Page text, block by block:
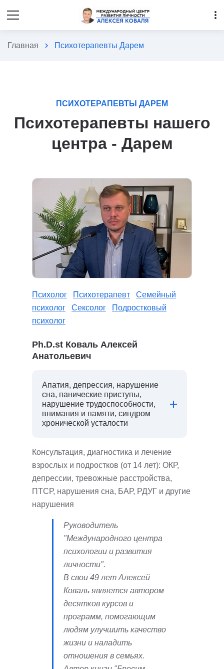
more_vert
Главная chevron_right Психотерапевты Дарем
ПСИХОТЕРАПЕВТЫ ДАРЕМ
Психотерапевты нашего
центра - Дарем
Психолог Психотерапевт
Семейный
психолог
Сексолог
Подростковый
психолог
Ph.D.st Коваль Алексей
Анатольевич
Апатия, депрессия, нарушение
сна, панические приступы,
нарушение трудоспособности,
внимания и памяти, синдром
хронической усталости
Консультация, диагностика и лечение
взрослых и подростков (от 14 лет): ОКР,
депрессии, тревожные расстройства,
ПТСР, нарушения сна, БАР, РДУГ и другие
нарушения
Руководитель
"Международного центра
психологии и развития
личности".
В свои 49 лет Алексей
Коваль является автором
десятков курсов и
программ, помогающим
людям улучшить качество
жизни и наладить
отношения в семьях.